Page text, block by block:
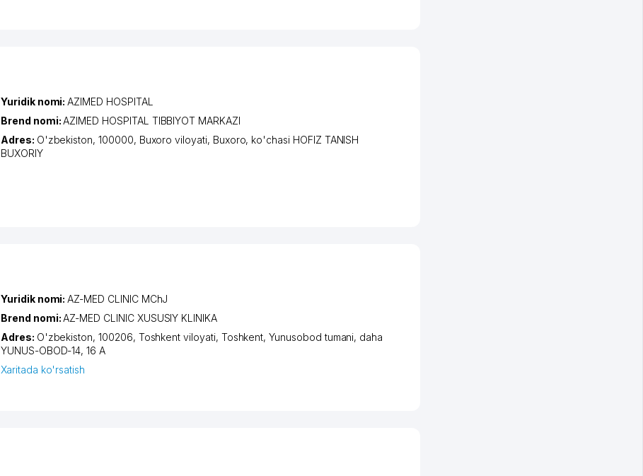
Yuridik nomi:AZIMED HOSPITAL
Brend nomi:AZIMED HOSPITAL TIBBIYOT MARKAZI
Adres: O'zbekiston, 100000, Buxoro viloyati, Buxoro, ko'chasi HOFIZ TANISH
BUXORIY
Yuridik nomi:AZ-MED CLINIC MChJ
Brend nomi:AZ-MED CLINIC XUSUSIY KLINIKA
Adres: O'zbekiston, 100206, Toshkent viloyati, Toshkent,Yunusobod tumani, daha
YUNUS-OBOD-14, 16 А
Xaritada ko'rsatish